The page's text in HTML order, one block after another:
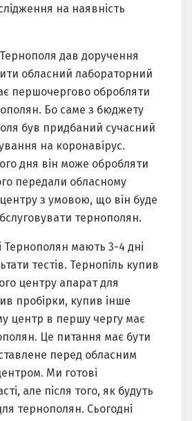
на наявність
дав доручення
обласний лабораторний
першочергово обробляти
Бо саме з бюджету
був придбаний сучасний
на коронавірус.
дня він може обробляти
передали обласному
з умовою, що він буде
тернополян.
мають 3-4 дні
тестів. Тернопіль купив
центру апарат для
пробірки, купив інше
центр в першу чергу має
Це питання має бути
перед обласним
Ми готові
але після того, як будуть
тернополян. Сьогодні